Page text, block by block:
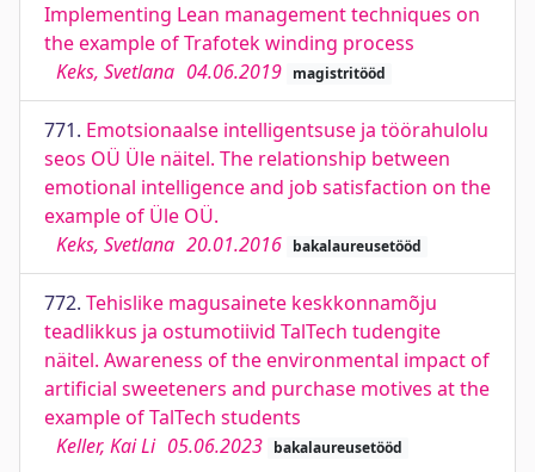
Implementing Lean management techniques on
the example of Trafotek winding process
Keks, Svetlana 04.06.2019 magistritööd
771. Emotsionaalse intelligentsuse ja töörahulolu
seos OÜ Üle näitel. The relationship between
emotional intelligence and job satisfaction on the
example of Üle OÜ.
Keks, Svetlana 20.01.2016 bakalaureusetööd
772. Tehislike magusainete keskkonnamõju
teadlikkus ja ostumotiivid TalTech tudengite
näitel. Awareness of the environmental impact of
artificial sweeteners and purchase motives at the
example of TalTech students
Keller, Kai Li 05.06.2023 bakalaureusetööd